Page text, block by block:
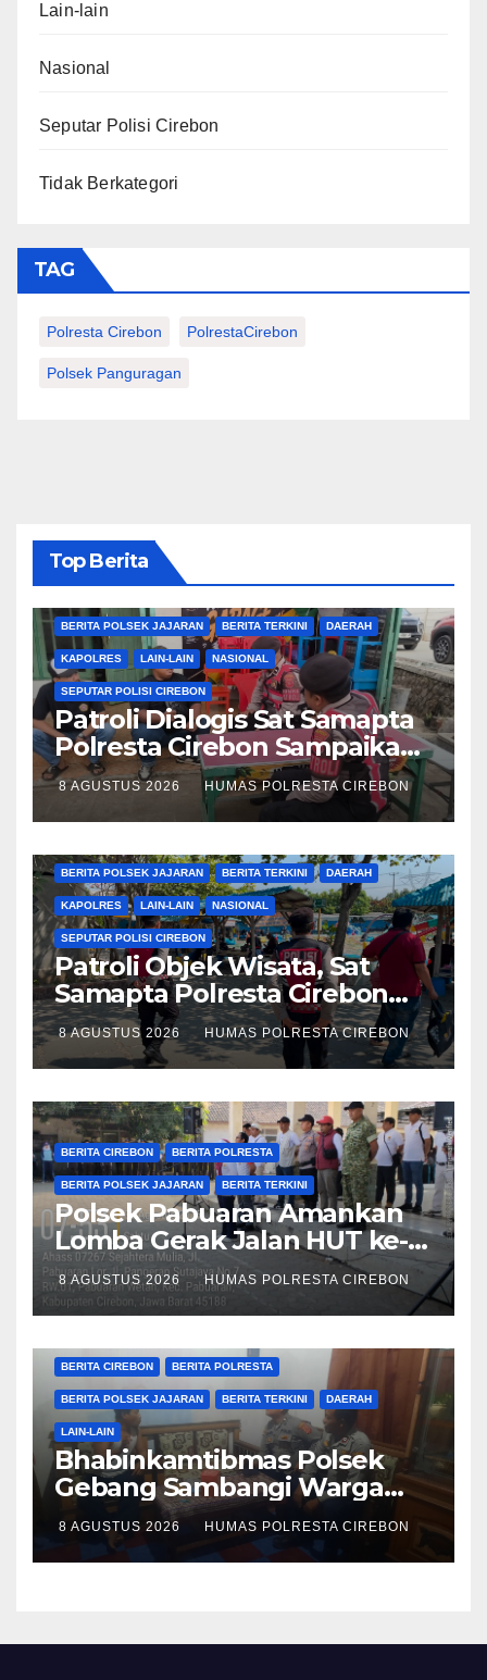
Lain-lain
Nasional
Seputar Polisi Cirebon
Tidak Berkategori
TAG
Polresta Cirebon PolrestaCirebon
Polsek Panguragan
Top Berita
BERITA POLSEK JAJARAN BERITA TERKINI DAERAH
KAPOLRES LAIN-LAIN NASIONAL
SEPUTAR POLISI CIREBON
Patroli Dialogis Sat Samapta
Polresta Cirebon Sampaikan
Pesan Kamtibmas kepada
Warga
8 AGUSTUS 2026 HUMAS POLRESTA CIREBON
BERITA POLSEK JAJARAN BERITA TERKINI DAERAH
KAPOLRES LAIN-LAIN NASIONAL
SEPUTAR POLISI CIREBON
Patroli Objek Wisata, Sat
Samapta Polresta Cirebon
Imbau Pengunjung Jaga
Keamanan dan Keselamatan
8 AGUSTUS 2026 HUMAS POLRESTA CIREBON
BERITA CIREBON BERITA POLRESTA
BERITA POLSEK JAJARAN BERITA TERKINI
Polsek Pabuaran Amankan
Lomba Gerak Jalan HUT ke-
81 RI, Pastikan Kegiatan
Berjalan Kondusif
8 AGUSTUS 2026 HUMAS POLRESTA CIREBON
BERITA CIREBON BERITA POLRESTA
BERITA POLSEK JAJARAN BERITA TERKINI DAERAH
LAIN-LAIN
Bhabinkamtibmas Polsek
Gebang Sambangi Warga
Desa Gebangmekar,
Sampaikan Pesan
Kamtibmas
8 AGUSTUS 2026 HUMAS POLRESTA CIREBON